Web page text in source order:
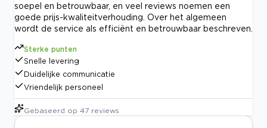
soepel en betrouwbaar, en veel reviews noemen een
goede prijs-kwaliteitverhouding. Over het algemeen
wordt de service als efficiënt en betrouwbaar beschreven.
Sterke punten
Snelle levering
Duidelijke communicatie
Vriendelijk personeel
Gebaseerd op 47 reviews